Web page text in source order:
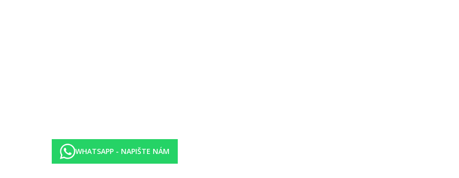
WHATSAPP - NAPIŠTE NÁM